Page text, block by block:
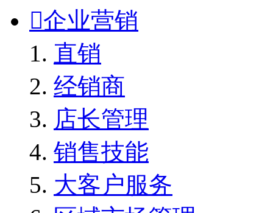
企业营销
直销
经销商
店长管理
销售技能
大客户服务